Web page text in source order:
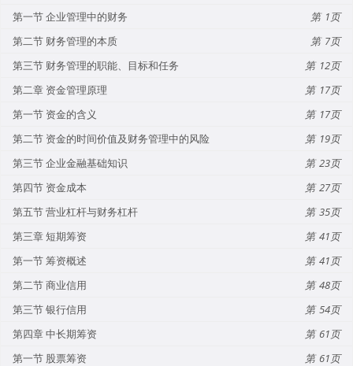
第一节 企业管理中的财务
1
第二节 财务管理的本质
7
第三节 财务管理的职能、目标和任务
12
第二章 资金管理原理
17
第一节 资金的含义
17
第二节 资金的时间价值及财务管理中的风险
19
第三节 企业金融基础知识
23
第四节 资金成本
27
第五节 营业杠杆与财务杠杆
35
第三章 短期筹资
41
第一节 筹资概述
41
第二节 商业信用
48
第三节 银行信用
54
第四章 中长期筹资
61
第一节 股票筹资
61